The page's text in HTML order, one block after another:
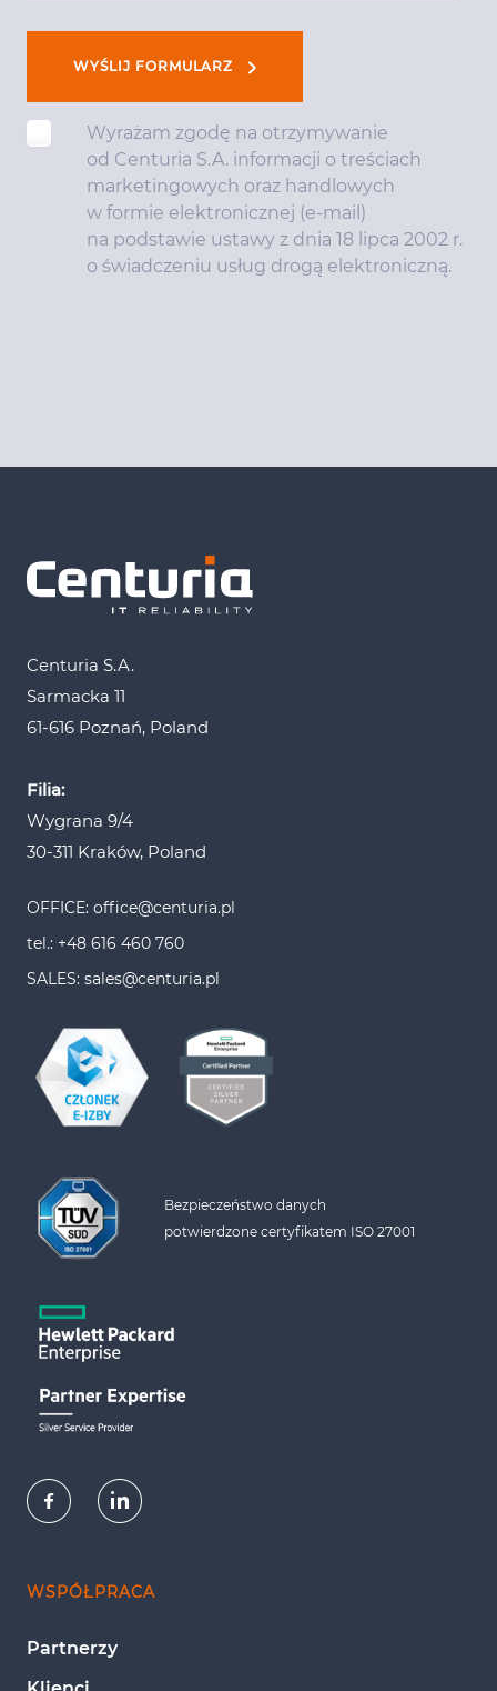
WYŚLIJ FORMULARZ
Wyrażam zgodę na otrzymywanie
od Centuria S.A. informacji o treściach
marketingowych oraz handlowych
w formie elektronicznej (e-mail)
na podstawie ustawy z dnia 18 lipca 2002 r.
o świadczeniu usług drogą elektroniczną.
Centuria S.A.
Sarmacka 11
61-616 Poznań, Poland
Filia:
Wygrana 9/4
30-311 Kraków, Poland
OFFICE: office@centuria.pl
tel.: +48 616 460 760
SALES: sales@centuria.pl
Bezpieczeństwo danych
potwierdzone certyfikatem ISO 27001
WSPÓŁPRACA
Partnerzy